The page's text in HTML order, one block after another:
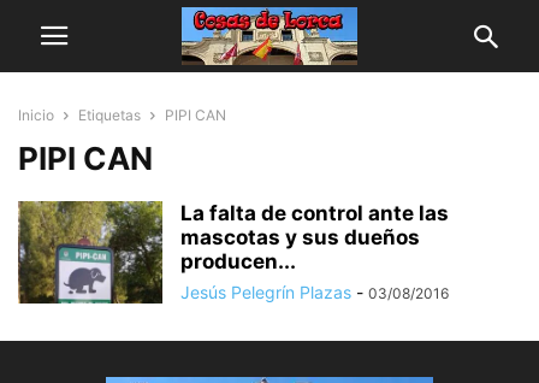
Inicio Etiquetas PIPI CAN
PIPI CAN
La falta de control ante las
mascotas y sus dueños
producen...
Jesús Pelegrín Plazas - 03/08/2016